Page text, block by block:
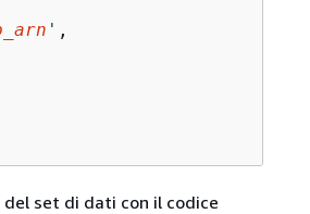
' ,
set di dati con il codice